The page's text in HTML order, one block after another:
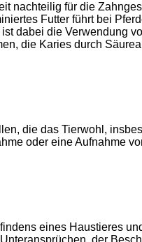
nachteilig für die
Futter führt bei
dabei die Verwendung
die Karies durch
die das Tierwohl,
oder eine Aufnahme
eines Haustieres
der